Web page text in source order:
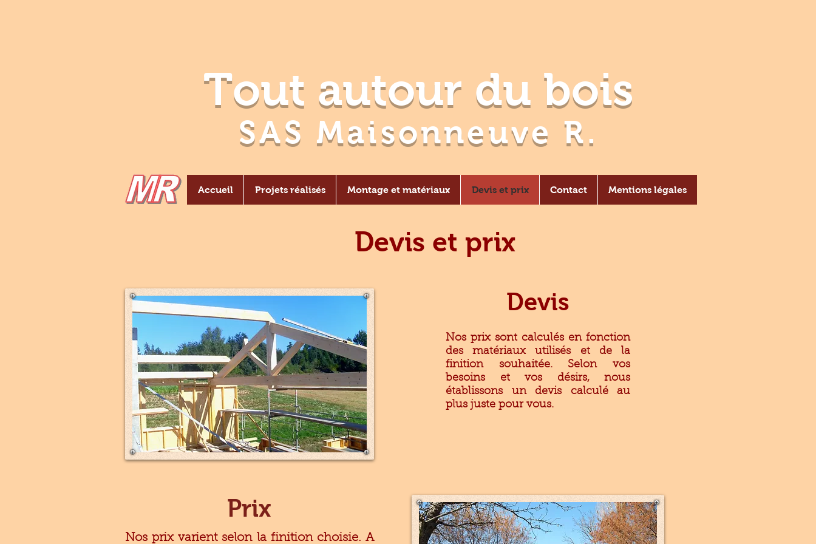
Tout autour du bois
SAS Maisonneuve R.
Accueil Projets réalisés Montage et matériaux Devis et prix Contact Mentions légales
Devis et prix
Devis
Nos prix sont calculés en fonction
des matériaux utilisés et de la
finition souhaitée. Selon vos
besoins et vos désirs, nous
établissons un devis calculé au
plus juste pour vous.
Prix
Nos prix varient selon la finition choisie. A